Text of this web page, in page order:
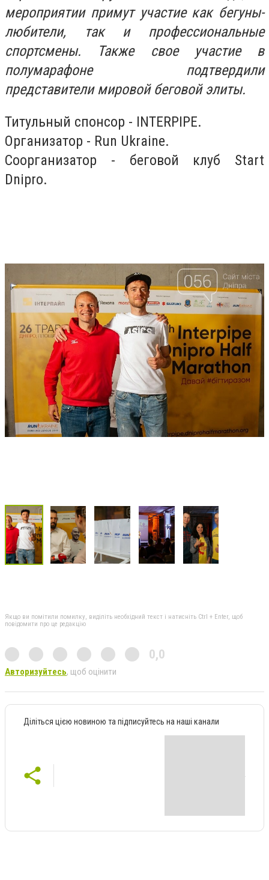
мероприятии примут участие как бегуны-
любители, так и профессиональные
спортсмены. Также свое участие в
полумарафоне подтвердили
представители мировой беговой элиты.
Титульный спонсор - INTERPIPE.
Организатор - Run Ukraine.
Соорганизатор - беговой клуб Start
Dnipro.
Якщо ви помітили помилку, виділіть необхідний текст і натисніть Ctrl + Enter, щоб
повідомити про це редакцію
0,0
Авторизуйтесь, щоб оцінити
Діліться цією новиною та підписуйтесь на наші канали